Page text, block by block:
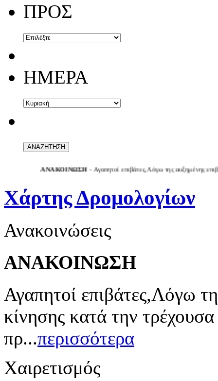
ΠΡΟΣ
ΗΜΕΡΑ
ΑΝΑΚΟΙΝΩΣΗ- Αγαπητοί επιβάτες,Λόγω της αυξημένης επιβατικής
Χάρτης Δρομολογίων
Ανακοινώσεις
ΑΝΑΚΟΙΝΩΣΗ
Αγαπητοί επιβάτες,Λόγω
κίνησης κατά την
πρ...περισσότερα
Χαιρετισμός